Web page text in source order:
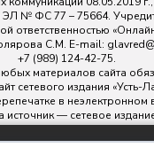
ЭЛ № ФС 77 – 75664.
ответственностью
С.М. E-mail:
+7 (989) 124-42-75.
материалов сайта
сетевого издания «Усть-
в неэлектронном
источник — сетевое
инфо».
и видеоматериалов
сетевого издания «Усть-